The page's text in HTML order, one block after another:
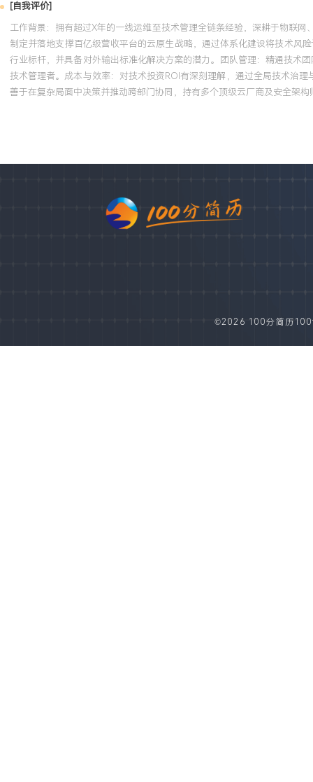
[自我评价]
工作背景：拥有超过X年的一线运维至技术管理全链条经验，深耕于物联
制定并落地支撑百亿级营收平台的云原生战略，通过体系化建设将技术风
行业标杆，并具备对外输出标准化解决方案的潜力。团队管理：精通技术
技术管理者。成本与效率：对技术投资ROI有深刻理解，通过全局技术治
善于在复杂局面中决策并推动跨部门协同，持有多个顶级云厂商及安全架
©2026 100分简历